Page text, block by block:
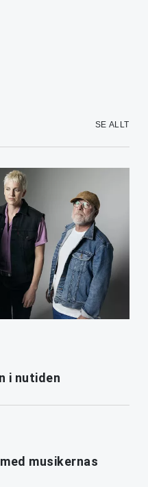
SE ALLT
i nutiden
musikernas